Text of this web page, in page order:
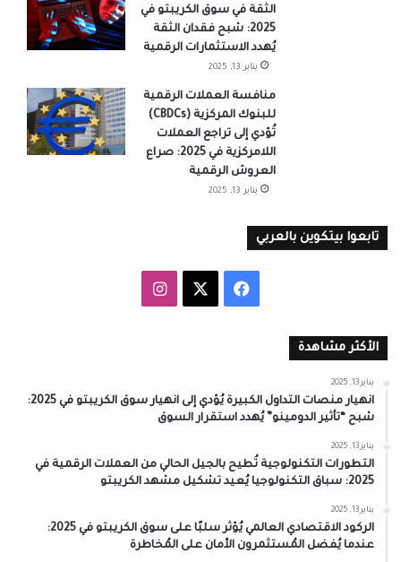
الثقة في سوق الكريبتو في
2025: شبح فقدان الثقة
يُهدد الاستثمارات الرقمية
يناير 13, 2025
منافسة العملات الرقمية
للبنوك المركزية (CBDCs)
تُؤدي إلى تراجع العملات
اللامركزية في 2025: صراع
العروش الرقمية
يناير 13, 2025
تابعوا بيتكوين بالعربي
فيسبوك انستقرام
الأكثر مشاهدة
يناير 13, 2025
انهيار منصات التداول الكبيرة يُؤدي إلى انهيار سوق الكريبتو في 2025:
شبح “تأثير الدومينو” يُهدد استقرار السوق
يناير 13, 2025
التطورات التكنولوجية تُطيح بالجيل الحالي من العملات الرقمية في
2025: سباق التكنولوجيا يُعيد تشكيل مشهد الكريبتو
يناير 13, 2025
الركود الاقتصادي العالمي يُؤثر سلبًا على سوق الكريبتو في 2025:
عندما يُفضل المُستثمرون الأمان على المُخاطرة